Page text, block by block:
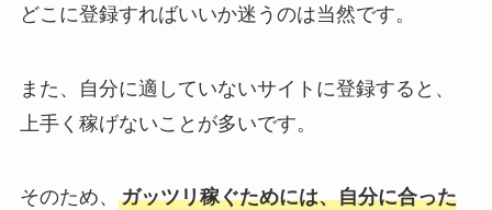
どこに登録すればいいか迷うのは当然です。
また、自分に適していないサイトに登録すると、
上手く稼げないことが多いです。
そのため、 ガッツリ稼ぐためには、自分に合った